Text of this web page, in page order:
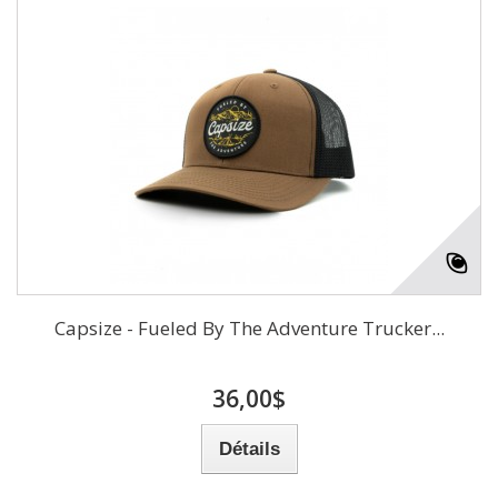
Capsize - Fueled By The Adventure Trucker...
36,00$
Détails